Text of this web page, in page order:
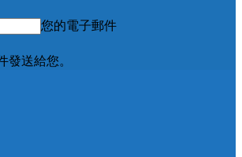
您的電子郵件
發送給您。